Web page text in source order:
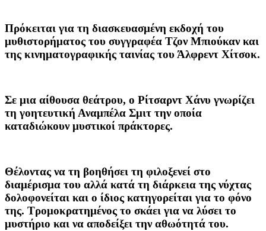
Πρόκειται για τη διασκευασμένη εκδοχή του
μυθιστορήματος του συγγραφέα Τζον Μπιούκαν και
της κινηματογραφικής ταινίας του Άλφρεντ Χίτσοκ.
Σε μια αίθουσα θεάτρου, ο Ρίτσαρντ Χάνυ γνωρίζει
τη γοητευτική Αναμπέλα Σμιτ την οποία
καταδιώκουν μυστικοί πράκτορες.
Θέλοντας να τη βοηθήσει τη φιλοξενεί στο
διαμέρισμα του αλλά κατά τη διάρκεια της νύχτας
δολοφονείται και ο ίδιος κατηγορείται για το φόνο
της. Τρομοκρατημένος το σκάει για να λύσει το
μυστήριο και να αποδείξει την αθωότητά του.